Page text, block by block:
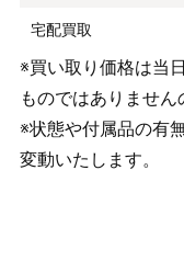
宅配買取
※買い取り価格は当
ものではありません
※状態や付属品の有
変動いたします。